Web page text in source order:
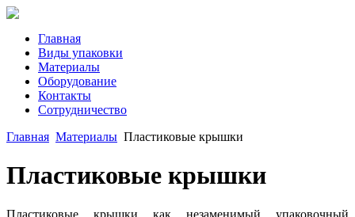
Главная
Виды упаковки
Материалы
Оборудование
Контакты
Сотрудничество
Главная Материалы Пластиковые крышки
Пластиковые крышки
Пластиковые крышки как незаменимый упаковочный